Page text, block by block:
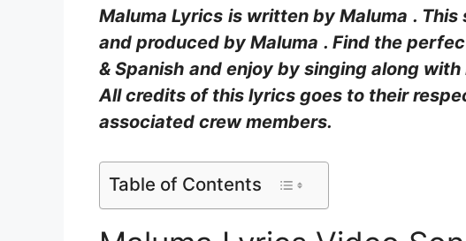
Maluma Lyrics is written by Maluma . This
and produced by Maluma . Find the
& Spanish and enjoy by singing along
All credits of this lyrics goes to their
associated crew members.
Table of Contents